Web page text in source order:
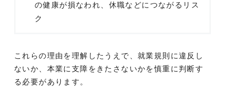
の健康が損なわれ、休職などにつながるリス
ク
これらの理由を理解したうえで、就業規則に違反し
ないか、本業に支障をきたさないかを慎重に判断す
る必要があります。